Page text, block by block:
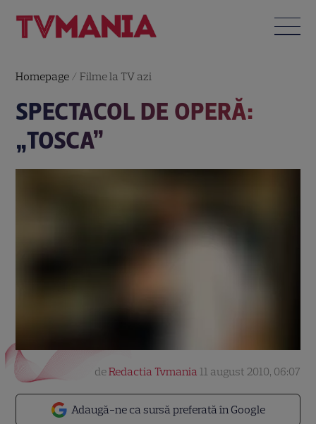
Homepage /Filme la TV azi
SPECTACOL DE OPERĂ:
„TOSCA”
Adaugă-ne ca sursă preferată în Google
deRedactia Tvmania 11 august 2010, 06:07